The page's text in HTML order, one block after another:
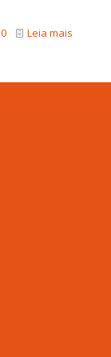
0 Leia mais